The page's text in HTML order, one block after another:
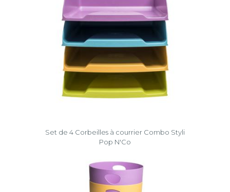
Set de 4 Corbeilles à courrier Combo Styli
Pop N'Co